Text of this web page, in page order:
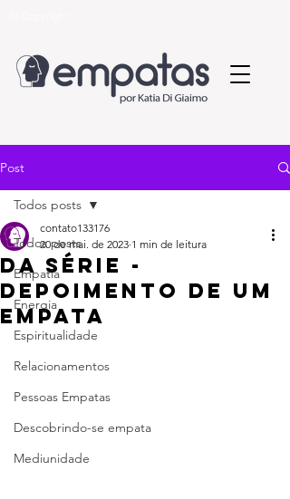
Post
Todos posts
Empatia
Energia
Espiritualidade
Relacionamentos
Pessoas Empatas
Descobrindo-se empata
Mediunidade
Todos posts
da série -
depoimento de um
empata
contato133176
20 de mai. de 2023 1 min de leitura